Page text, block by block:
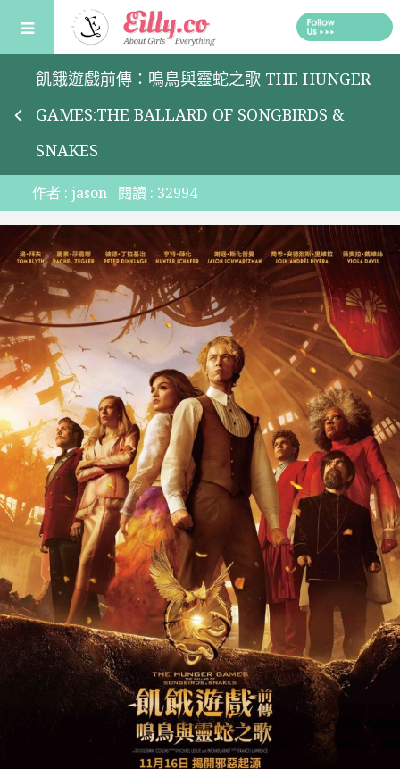
content
飢餓遊戲前傳：鳴鳥與靈蛇之歌 THE HUNGER
GAMES:THE BALLARD OF SONGBIRDS &
SNAKES
作者 : jason 閱讀 : 32994